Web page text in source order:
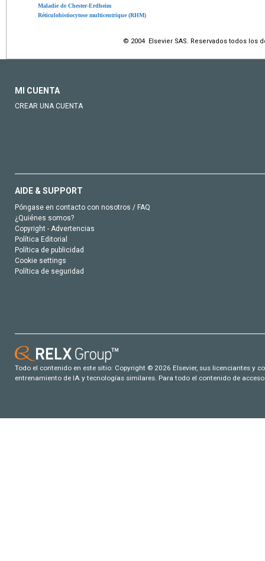
Maladie de Chester-Erdheim
Réticulohistiocytose multicentrique (RHM)
© 2004 Elsevier SAS. Reservados todos los
MI CUENTA
CREAR UNA CUENTA
AIDE & SUPPORT
Póngase en contacto con nosotros / FAQ
¿Quiénes somos?
Copyright - Advertencias
Política Editorial
Política de publicidad
Cookie settings
Política de seguridad
Todo el contenido en este sitio: Copyright © 2026 Elsevier, sus licenciantes y
entrenamiento de IA y tecnologías similares. Para todo el contenido de